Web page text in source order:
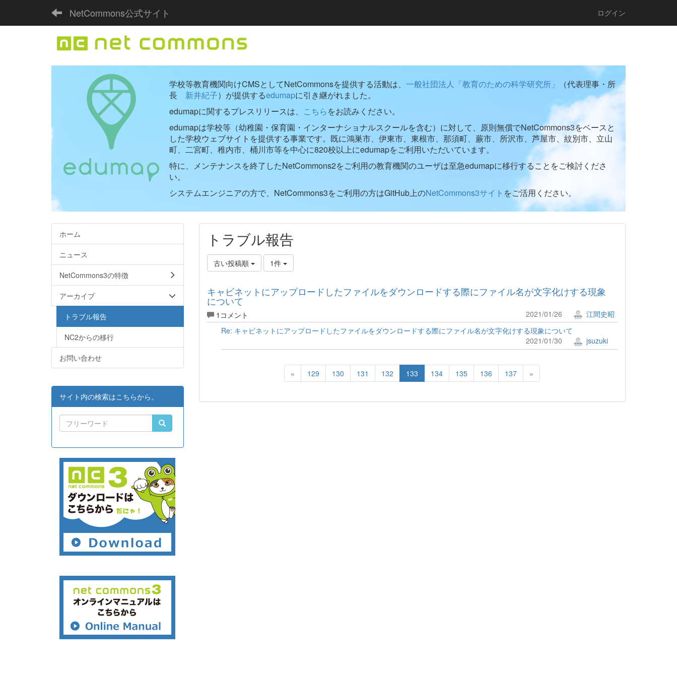
NetCommons公式サイト ログイン
学校等教育機関向けCMSとしてNetCommonsを提供する活動は、 一般社団法人「教育のための科学研究所」
（代表理事・所
長 新井紀子）が提供するedumapに引き継がれました。
edumapに関するプレスリリースは、 こちらをお読みください。
edumapは学校等（幼稚園・保育園・インターナショナルスクールを含む）に対して、原則無償でNetCommons3をベースと
した学校ウェブサイトを提供する事業です。既に鴻巣市、伊東市、東根市、那須町、蕨市、所沢市、芦屋市、紋別市、立山
町、二宮町、稚内市、桶川市等を中心に820校以上にedumapをご利用いただいています。
特に、メンテナンスを終了したNetCommons2をご利用の教育機関のユーザは至急edumapに移行することをご検討くださ
い。
システムエンジニアの方で、NetCommons3をご利用の方はGitHub上のNetCommons3サイト をご活用ください。
トラブル報告
古い投稿順 1件
キャビネットにアップロードしたファイルをダウンロードする際にファイル名が文字化けする現象
について
1コメント 2021/01/26
江間史昭
Re: キャビネットにアップロードしたファイルをダウンロードする際にファイル名が文字化けする現象について
2021/01/30
jsuzuki
« 129 130 131 132 133 134 135 136 137 »
ホーム
ニュース
NetCommons3の特徴
アーカイブ
トラブル報告
NC2からの移行
お問い合わせ
サイト内の検索はこちらから。